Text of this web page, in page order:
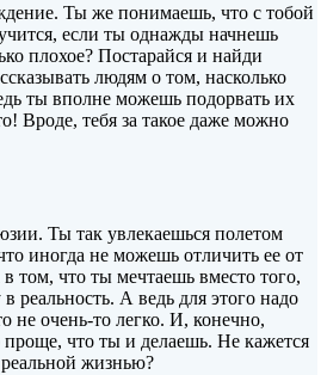
Ты же понимаешь, что с тобой
если ты однажды начнешь
плохое? Постарайся и найди
людям о том, насколько
ты вполне можешь подорвать их
Вроде, тебя за такое даже можно
Ты так увлекаешься полетом
иногда не можешь отличить ее от
том, что ты мечтаешь вместо того,
реальность. А ведь для этого надо
не очень-то легко. И, конечно,
проще, что ты и делаешь. Не кажется
жизнью?